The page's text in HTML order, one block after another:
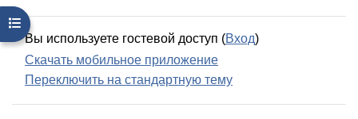
Открыть оглавление курса
Вы используете гостевой доступ (Вход)
Скачать мобильное приложение
Переключить на стандартную тему